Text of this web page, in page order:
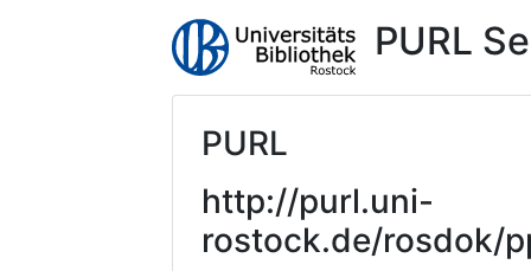
PURL
PURL
http://purl.uni-
rostock.de/rosdok/